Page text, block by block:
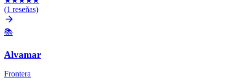
(1 reseñas)
📚
Alvamar
Frontera